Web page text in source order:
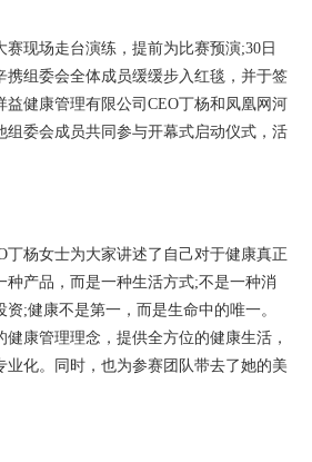
赛现场走台演练，提前为比赛预演;30日
携组委会全体成员缓缓步入红毯，并于签
益健康管理有限公司CEO丁杨和凤凰网河
组委会成员共同参与开幕式启动仪式，活
丁杨女士为大家讲述了自己对于健康真正
种产品，而是一种生活方式;不是一种消
;健康不是第一，而是生命中的唯一。
康管理理念，提供全方位的健康生活，
业化。同时，也为参赛团队带去了她的美